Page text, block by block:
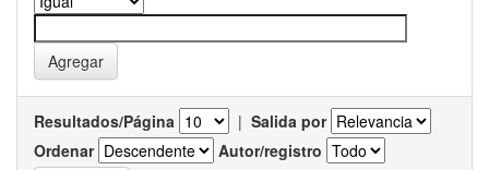
Resultados/Página | Salida por
Ordenar
Autor/registro